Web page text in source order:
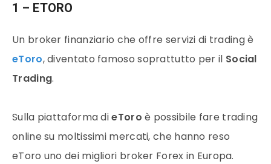
1 – ETORO
Un broker finanziario che offre servizi di trading è
eToro, diventato famoso soprattutto per il Social
Trading.
Sulla piattaforma dieToro è possibile fare trading
online su moltissimi mercati, che hanno reso
eToro uno dei migliori broker Forex in Europa.